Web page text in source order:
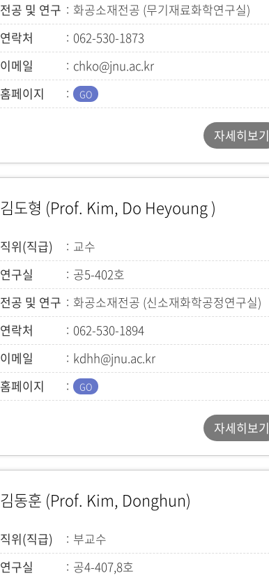
전공 및 연구
화공소재전공 (무기재료화학연구실)
연락처
062-530-1873
이메일
chko@jnu.ac.kr
홈페이지
자세히보기
김도형 (Prof. Kim, Do Heyoung )
직위(직급)
교수
연구실
공5-402호
전공 및 연구
화공소재전공 (신소재화학공정연구실)
연락처
062-530-1894
이메일
kdhh@jnu.ac.kr
홈페이지
자세히보기
김동훈 (Prof. Kim, Donghun)
직위(직급)
부교수
연구실
공4-407,8호